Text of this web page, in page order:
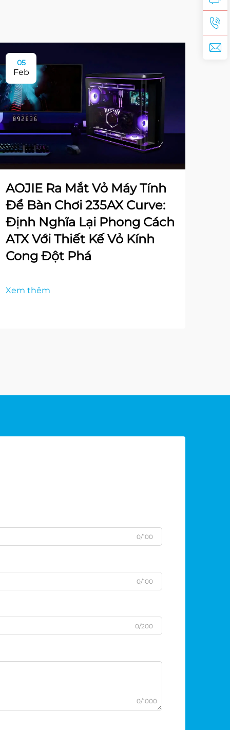
05
Feb
AOJIE Ra Mắt Vỏ Máy Tính
Để Bàn Chơi 235AX Curve:
Định Nghĩa Lại Phong Cách
ATX Với Thiết Kế Vỏ Kính
Cong Đột Phá
Xem thêm
0/100
0/100
0/200
0/1000